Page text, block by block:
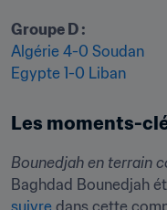
Algérie 4-0 Soudan
Egypte 1-0 Liban
Les moments-
Baghdad Bounedjah
suivre dans cette